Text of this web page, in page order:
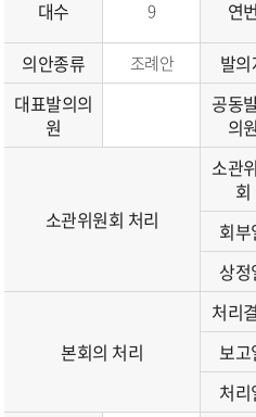
대수
9 연번
의안종류
조례안 발
대표발의의
원
공동
의원
소관위원회 처리
소관
회
회부
상정
본회의 처리
처리
보고
처리